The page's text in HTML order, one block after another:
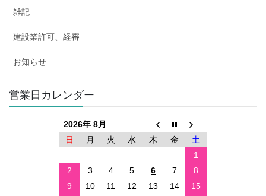
雑記
建設業許可、経審
お知らせ
営業日カレンダー
2026年 8月
日
月 火 水 木 金
土
1
2
3 4 5 6 7
8
9
10 11 12 13 14
15